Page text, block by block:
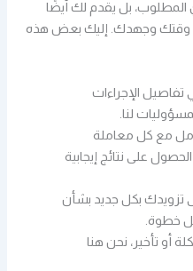
المطلوب، بل يقدم لك أيضًا
وقتك وجهدك. إليك بعض هذه
تفاصيل الإجراءات
لنا.
مع كل معاملة
على نتائج إيجابية
تزويدك بكل جديد بشأن
خطوة.
أو تأخير، نحن هنا